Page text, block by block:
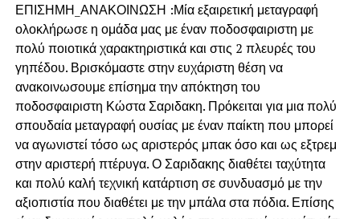
ΕΠΙΣΗΜΗ_ΑΝΑΚΟΙΝΩΣΗ :Μία εξαιρετική μεταγραφή
ολοκλήρωσε η ομάδα μας με έναν ποδοσφαιριστη με
πολύ ποιοτικά χαρακτηριστικά και στις 2 πλευρές του
γηπέδου. Βρισκόμαστε στην ευχάριστη θέση να
ανακοινωσουμε επίσημα την απόκτηση του
ποδοσφαιριστη Κώστα Σαριδακη. Πρόκειται για μια πολύ
σπουδαία μεταγραφή ουσίας με έναν παίκτη που μπορεί
να αγωνιστεί τόσο ως αριστερός μπακ όσο και ως εξτρεμ
στην αριστερή πτέρυγα. Ο Σαριδακης διαθέτει ταχύτητα
και πολύ καλή τεχνική κατάρτιση σε συνδυασμό με την
αξιοπιστία που διαθέτει με την μπάλα στα πόδια. Επίσης